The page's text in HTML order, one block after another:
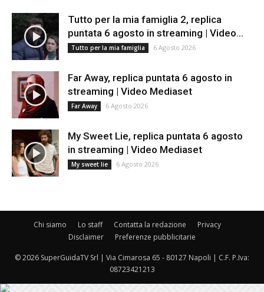
Tutto per la mia famiglia 2, replica
puntata 6 agosto in streaming | Video...
Tutto per la mia famiglia 6 Agosto 2026
Far Away, replica puntata 6 agosto in
streaming | Video Mediaset
Far Away 6 Agosto 2026
My Sweet Lie, replica puntata 6 agosto
in streaming | Video Mediaset
My sweet lie 6 Agosto 2026
Chi siamo Lo staff Contatta la redazione
Privacy
Disclaimer
Preferenze pubblicitarie
© 2026 SuperGuidaTV Srl | Via Cimarosa 65 - 80127 Napoli | C.F. P.Iva:
08723421213